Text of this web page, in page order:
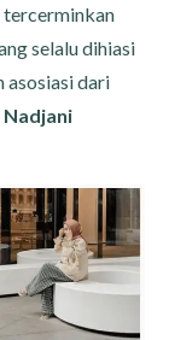
selalu dihiasi
asosiasi dari
Nadjani